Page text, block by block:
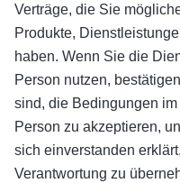
Verträge, die Sie
Produkte,
haben. Wenn Sie die
Person nutzen,
sind, die Bedingungen
Person zu akzeptieren,
sich einverstanden
Verantwortung zu